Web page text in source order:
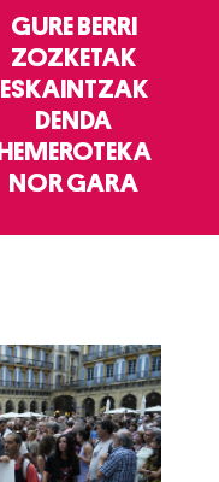
GURE BERRI
ZOZKETAK
ESKAINTZAK
DENDA
HEMEROTEKA
NOR GARA